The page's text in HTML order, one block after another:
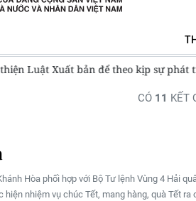
Luật Xuất bản để theo kịp sự phát
CÓ 11 KẾT
Hòa phối hợp với Bộ Tư lệnh Vùng 4 Hải
nhiệm vụ chúc Tết, mang hàng, quà Tết ra